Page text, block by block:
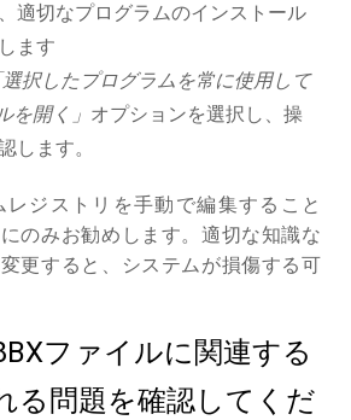
適切なプログラムのインストール
ます
選択したプログラムを常に使用して
を開く」 オプションを選択し、操
します。
ジストリを手動で編集すること
のみお勧めします。適切な知識な
更すると、システムが損傷する可
ファイルに関連する
る問題を確認してくだ